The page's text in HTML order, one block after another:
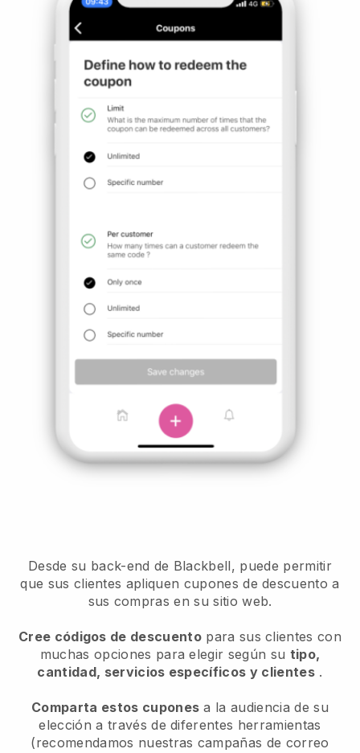
Desde su back-end de Blackbell, puede permitir
que sus clientes apliquen cupones de descuento a
sus compras en su sitio web.
Cree códigos de descuentopara sus clientes con
muchas opciones para elegir según su tipo,
cantidad, servicios específicos y clientes.
Comparta estos cupones a la audiencia de su
elección a través de diferentes herramientas
(recomendamos nuestras campañas de correo